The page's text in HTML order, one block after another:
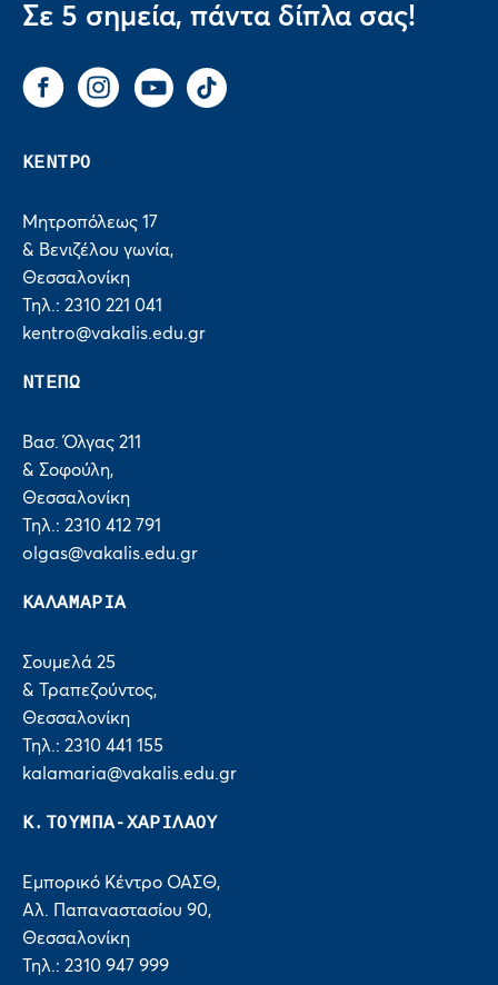
Σε 5 σημεία, πάντα δίπλα σας!
FacebookInstagram
You Tube Tik Tok
ΚΕΝΤΡΟ
Μητροπόλεως 17
& Βενιζέλου γωνία,
Θεσσαλονίκη
Τηλ.: 2310 221 041
kentro@vakalis.edu.gr
ΝΤΕΠΩ
Βασ. Όλγας 211
& Σοφούλη,
Θεσσαλονίκη
Τηλ.: 2310 412 791
olgas@vakalis.edu.gr
ΚΑΛΑΜΑΡΙΑ
Σουμελά 25
& Τραπεζούντος,
Θεσσαλονίκη
Τηλ.: 2310 441 155
kalamaria@vakalis.edu.gr
Κ.ΤΟΥΜΠΑ-ΧΑΡΙΛΑΟΥ
Εμπορικό Κέντρο ΟΑΣΘ,
Αλ. Παπαναστασίου 90,
Θεσσαλονίκη
Τηλ.: 2310 947 999